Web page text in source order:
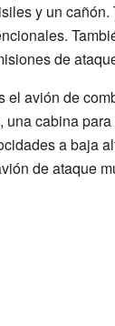
y un
de
avión de
cabina
a baja
de ataque